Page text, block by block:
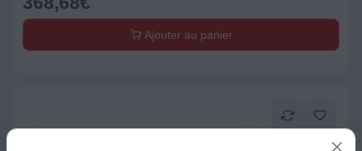
Ajouter au panier